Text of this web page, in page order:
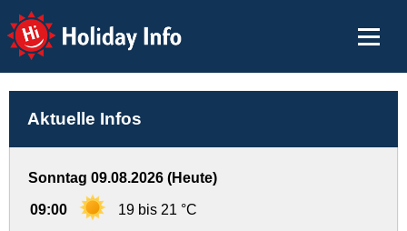
Holiday Info
Aktuelle Infos
Sonntag 09.08.2026 (Heute)
09:00 19 bis 21 °C